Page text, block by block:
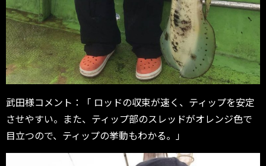
武田様コメント：「 ロッドの収束が速く、ティップを安定
させやすい。また、 ティップ部のスレッドがオレンジ色で
目立つので、 ティップの挙動もわかる。」